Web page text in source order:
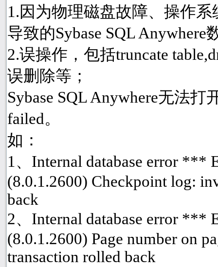
1.因为物理磁盘故障、操作
导致的Sybase SQL
2.误操作，包括truncate
误删除等；
Sybase SQL Anywhere无法
failed。
如：
1、Internal database error ***
(8.0.1.2600) Checkpoint log:
back
2、Internal database error ***
(8.0.1.2600) Page number on
transaction rolled back